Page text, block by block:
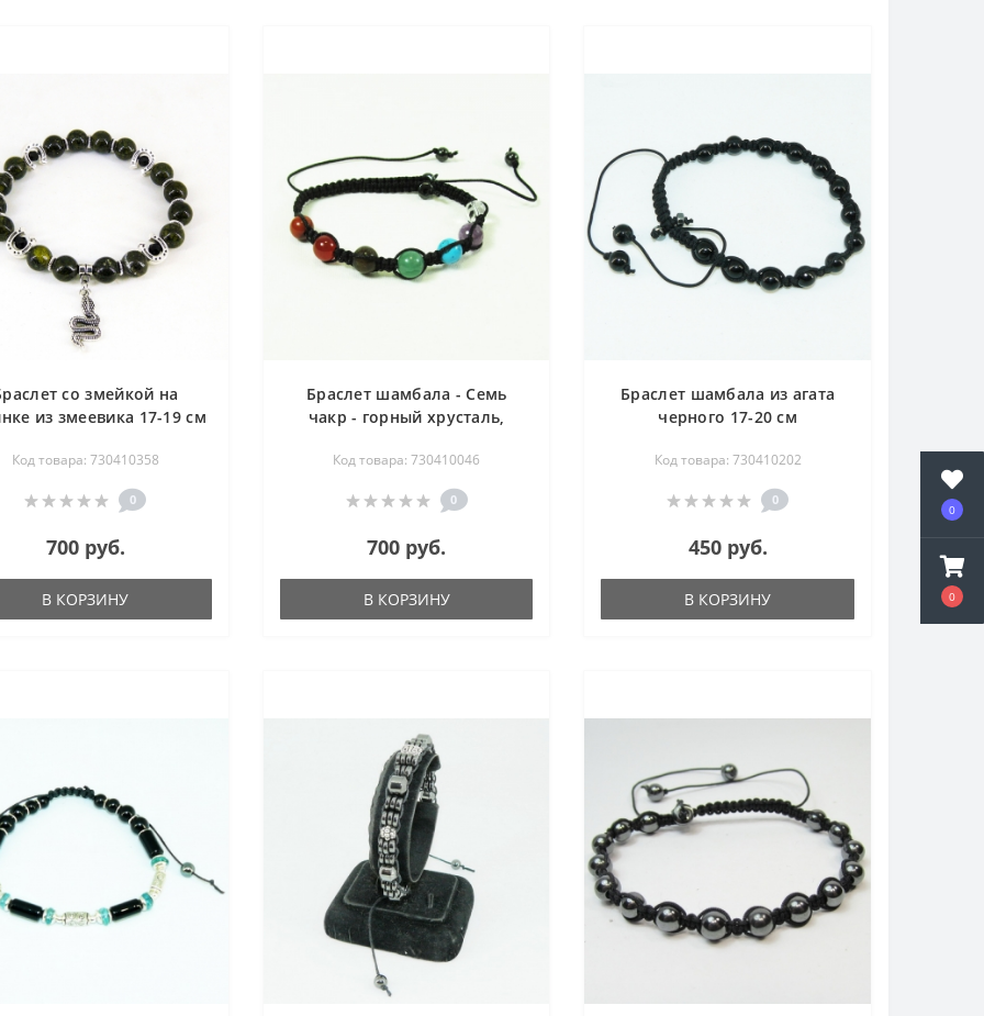
0
0
со змейкой на
из змеевика 17-19 см
Код товара: 730410358
0
700 руб.
В КОРЗИНУ
Браслет шамбала - Семь
чакр - горный хрусталь,
тигровый глаз, сердолик,
яшма 17-19 см
Код товара: 730410046
0
700 руб.
В КОРЗИНУ
Браслет шамбала из агата
черного 17-20 см
Код товара: 730410202
0
450 руб.
В КОРЗИНУ